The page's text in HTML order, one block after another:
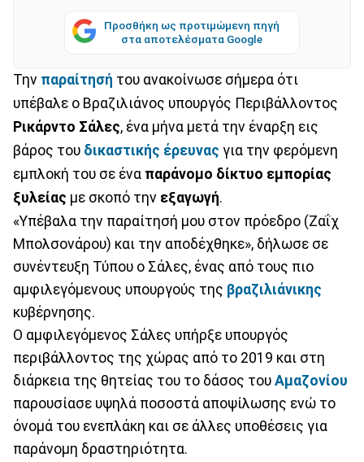
Προσθήκη ως προτιμώμενη πηγή
στα αποτελέσματα Google
Την παραίτησή του ανακοίνωσε σήμερα ότι
υπέβαλε ο Βραζιλιάνος υπουργός Περιβάλλοντος
Ρικάρντο Σάλες, ένα μήνα μετά την έναρξη εις
βάρος του δικαστικής έρευνας για την φερόμενη
εμπλοκή του σε ένα παράνομο δίκτυο εμπορίας
ξυλείας με σκοπό την εξαγωγή.
«Υπέβαλα την παραίτησή μου στον πρόεδρο (Ζαΐχ
Μπολσονάρου) και την αποδέχθηκε», δήλωσε σε
συνέντευξη Τύπου ο Σάλες, ένας από τους πιο
αμφιλεγόμενους υπουργούς της βραζιλιάνικης
κυβέρνησης.
Ο αμφιλεγόμενος Σάλες υπήρξε υπουργός
περιβάλλοντος της χώρας από το 2019 και στη
διάρκεια της θητείας του το δάσος του Αμαζονίου
παρουσίασε υψηλά ποσοστά αποψίλωσης ενώ το
όνομά του ενεπλάκη και σε άλλες υποθέσεις για
παράνομη δραστηριότητα.